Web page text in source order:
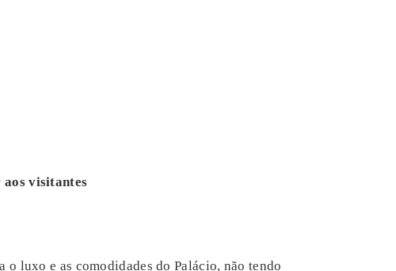
visitantes
o luxo e as comodidades do Palácio, não tendo